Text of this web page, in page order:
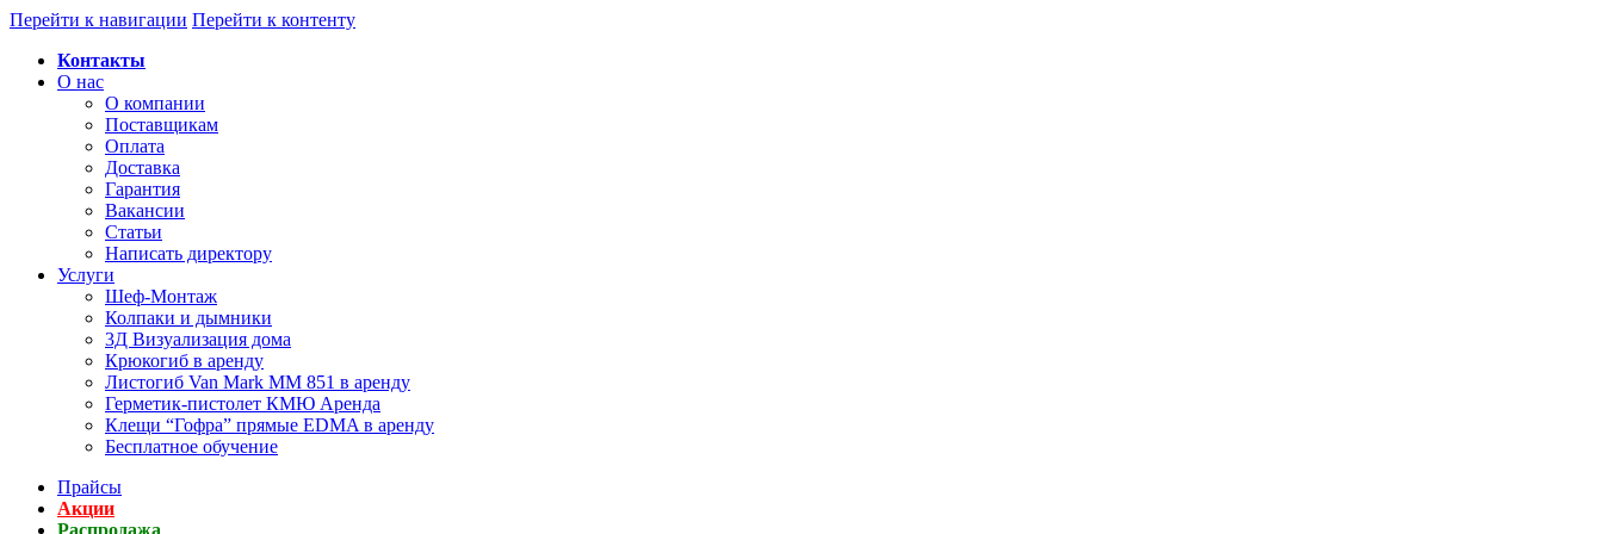
Перейти к навигации Перейти к контенту
Контакты
О нас
О компании
Поставщикам
Оплата
Доставка
Гарантия
Вакансии
Статьи
Написать директору
Услуги
Шеф-Монтаж
Колпаки и дымники
3Д Визуализация дома
Крюкогиб в аренду
Листогиб Van Mark MM 851 в аренду
Герметик-пистолет КМЮ Аренда
Клещи “Гофра” прямые EDMA в аренду
Бесплатное обучение
Прайсы
Акции
Распродажа